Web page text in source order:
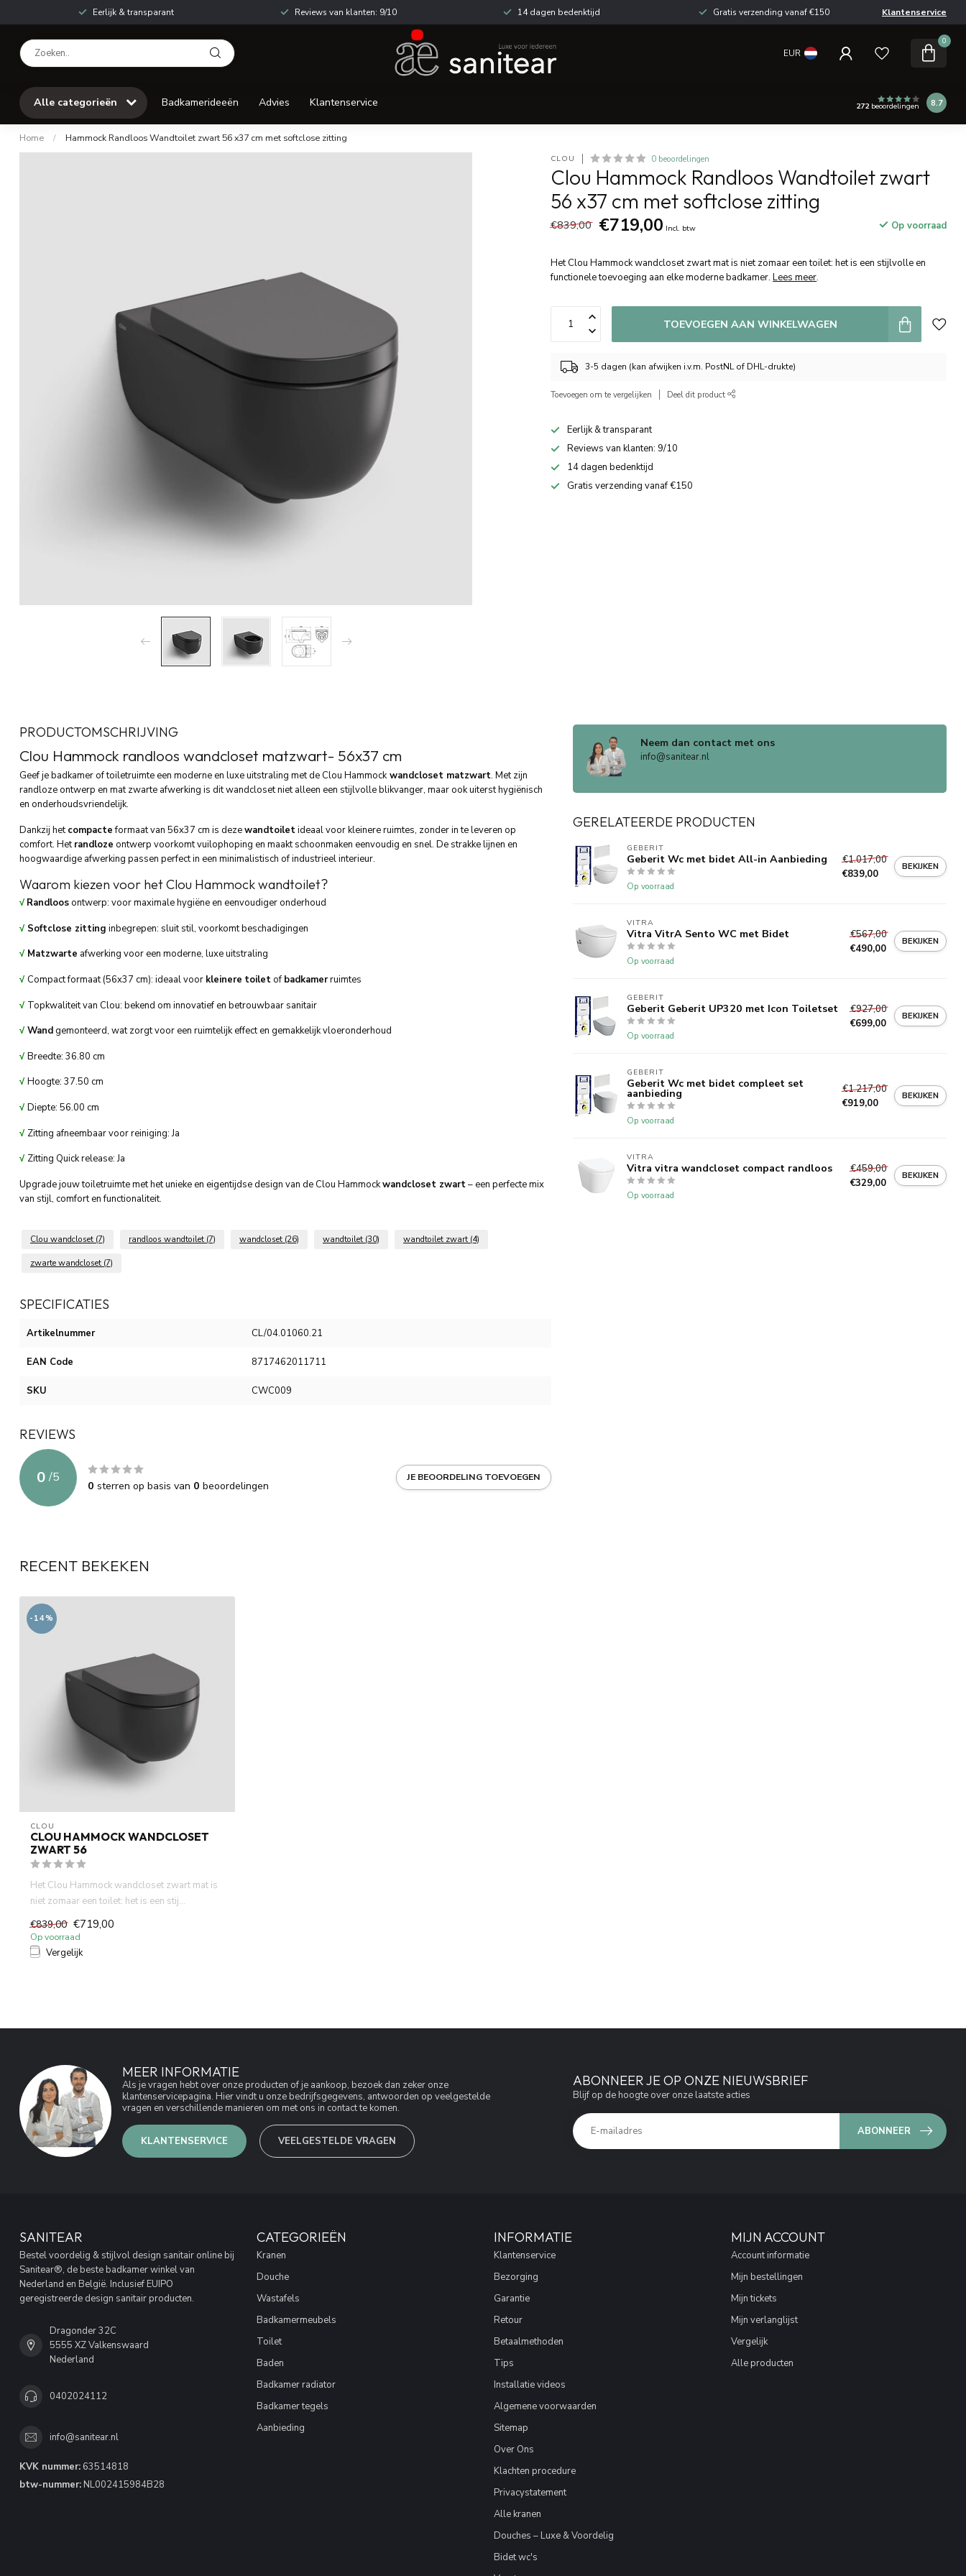
Eerlijk & transparant Reviews van klanten: 9/10 14 dagen bedenktijd Gratis verzending vanaf €150 Klantenservice
EUR
0
Alle categorieën Badkamerideeën Advies Klantenservice 272beoordelingen 8.7
Home / Hammock Randloos Wandtoilet zwart 56 x37 cm met softclose zitting
CLOU 0 beoordelingen
Clou Hammock Randloos Wandtoilet zwart
56 x37 cm met softclose zitting
€839,00 €719,00 Incl. btw Op voorraad
Het Clou Hammock wandcloset zwart mat is niet zomaar een toilet: het is een stijlvolle en
functionele toevoeging aan elke moderne badkamer.Lees meer.
TOEVOEGEN AAN WINKELWAGEN
3-5 dagen (kan afwijken i.v.m. PostNL of DHL-drukte)
Toevoegen om te vergelijken Deel dit product
Eerlijk & transparant
Reviews van klanten: 9/10
14 dagen bedenktijd
Gratis verzending vanaf €150
PRODUCTOMSCHRIJVING
Clou Hammock randloos wandcloset matzwart- 56x37 cm
Geef je badkamer of toiletruimte een moderne en luxe uitstraling met de Clou Hammockwandcloset matzwart. Met zijn
randloze ontwerp en mat zwarte afwerking is dit wandcloset niet alleen een stijlvolle blikvanger, maar ook uiterst hygiënisch
en onderhoudsvriendelijk.
Dankzij hetcompacteformaat van 56x37 cm is dezewandtoiletideaal voor kleinere ruimtes, zonder in te leveren op
comfort. Hetrandloze ontwerp voorkomt vuilophoping en maakt schoonmaken eenvoudig en snel. De strakke lijnen en
hoogwaardige afwerking passen perfect in een minimalistisch of industrieel interieur.
Waarom kiezen voor het Clou Hammock wandtoilet?
√ Randloosontwerp: voor maximale hygiëne en eenvoudiger onderhoud
√ Softclose zitting inbegrepen: sluit stil, voorkomt beschadigingen
√ Matzwarte afwerking voor een moderne, luxe uitstraling
√ Compact formaat (56x37 cm): ideaal voor kleinere toiletof badkamerruimtes
√ Topkwaliteit van Clou: bekend om innovatief en betrouwbaar sanitair
√ Wandgemonteerd, wat zorgt voor een ruimtelijk effect en gemakkelijk vloeronderhoud
√ Breedte: 36.80 cm
√ Hoogte: 37.50 cm
√ Diepte: 56.00 cm
√ Zitting afneembaar voor reiniging: Ja
√ Zitting Quick release: Ja
Upgrade jouw toiletruimte met het unieke en eigentijdse design van de Clou Hammockwandcloset zwart– een perfecte mix
van stijl, comfort en functionaliteit.
Clou wandcloset (7) randloos wandtoilet (7) wandcloset (26) wandtoilet (30) wandtoilet zwart (4)
zwarte wandcloset (7)
SPECIFICATIES
Artikelnummer CL/04.01060.21
EAN Code 8717462011711
SKU CWC009
REVIEWS
0 /5
0 sterren op basis van 0 beoordelingen
JE BEOORDELING TOEVOEGEN
Neem dan contact met ons
info@sanitear.nl
GERELATEERDE PRODUCTEN
GEBERIT
Geberit Wc met bidet All-in Aanbieding
Op voorraad
€1.017,00
€839,00
BEKIJKEN
VITRA
Vitra VitrA Sento WC met Bidet
Op voorraad
€567,00
€490,00
BEKIJKEN
GEBERIT
Geberit Geberit UP320 met Icon Toiletset
Op voorraad
€927,00
€699,00
BEKIJKEN
GEBERIT
Geberit Wc met bidet compleet set
aanbieding
Op voorraad
€1.217,00
€919,00
BEKIJKEN
VITRA
Vitra vitra wandcloset compact randloos
Op voorraad
€459,00
€329,00
BEKIJKEN
RECENT BEKEKEN
-14%
CLOU
CLOU HAMMOCK WANDCLOSET
ZWART 56
Het Clou Hammock wandcloset zwart mat is
niet zomaar een toilet: het is een stij...
€839,00 €719,00
Op voorraad
Vergelijk
MEER INFORMATIE
Als je vragen hebt over onze producten of je aankoop, bezoek dan zeker onze
klantenservicepagina. Hier vindt u onze bedrijfsgegevens, antwoorden op veelgestelde
vragen en verschillende manieren om met ons in contact te komen.
KLANTENSERVICE VEELGESTELDE VRAGEN
ABONNEER JE OP ONZE NIEUWSBRIEF
Blijf op de hoogte over onze laatste acties
ABONNEER
SANITEAR
Bestel voordelig & stijlvol design sanitair online bij
Sanitear®, de beste badkamer winkel van
Nederland en België. Inclusief EUIPO
geregistreerde design sanitair producten.
Dragonder 32C
5555 XZ Valkenswaard
Nederland
0402024112
info@sanitear.nl
KVK nummer: 63514818
btw-nummer: NL002415984B28
CATEGORIEËN
Kranen
Douche
Wastafels
Badkamermeubels
Toilet
Baden
Badkamer radiator
Badkamer tegels
Aanbieding
INFORMATIE
Klantenservice
Bezorging
Garantie
Retour
Betaalmethoden
Tips
Installatie videos
Algemene voorwaarden
Sitemap
Over Ons
Klachten procedure
Privacystatement
Alle kranen
Douches – Luxe & Voordelig
Bidet wc's
MIJN ACCOUNT
Account informatie
Mijn bestellingen
Mijn tickets
Mijn verlanglijst
Vergelijk
Alle producten